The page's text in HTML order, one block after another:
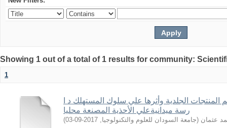
Showing 1 out of a total of 1 results for community:
1
المنتجات الجلدیة وأثرها علي سلوك المستهلك د ا
رسة میدانیةعلي الأحذیة المصنعة محلیا
عثمان (جامعة السودان للعلوم والتكنولوجيا,
2017-09-03
)